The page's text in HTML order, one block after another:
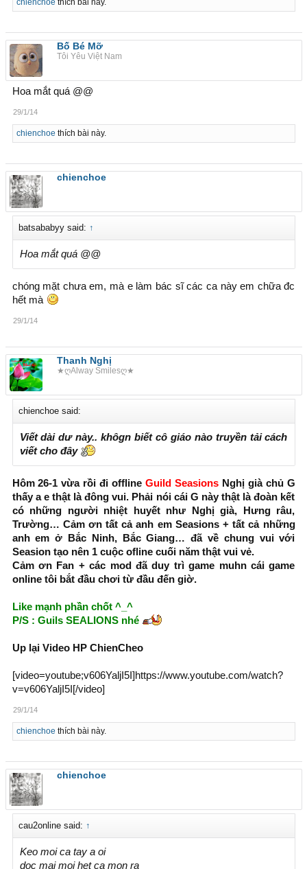
chienchoe thích bài này.
Bố Bé Mỡ
Tôi Yêu Việt Nam
Hoa mắt quá @@
29/1/14
chienchoe thích bài này.
chienchoe
batsababyy said: ↑
Hoa mắt quá @@
chóng mặt chưa em, mà e làm bác sĩ các ca này em chữa đc
hết mà
29/1/14
Thanh Nghị
★ღAlway Smilesღ★
chienchoe said:
Viết dài dư này.. khôgn biết cô giáo nào truyền tải cách
viết cho đây
Hôm 26-1 vừa rồi đi offline Guild Seasions Nghị già chủ G
thấy a e thật là đông vui. Phải nói cái G này thật là đoàn kết
có những người nhiệt huyết như Nghị già, Hưng râu,
Trường… Cảm ơn tất cả anh em Seasions + tất cả những
anh em ở Bắc Ninh, Bắc Giang… đã về chung vui với
Seasion tạo nên 1 cuộc ofline cuối năm thật vui vẻ.
Cảm ơn Fan + các mod đã duy trì game muhn cái game
online tôi bắt đầu chơi từ đầu đến giờ.
Like mạnh phần chốt ^_^
P/S : Guils SEALIONS nhé
Up lại Video HP ChienCheo
[video=youtube;v606YaljI5I]https://www.youtube.com/watch?
v=v606YaljI5I[/video]
29/1/14
chienchoe thích bài này.
chienchoe
cau2online said: ↑
Keo moi ca tay a oi
doc mai moi het ca mon ra